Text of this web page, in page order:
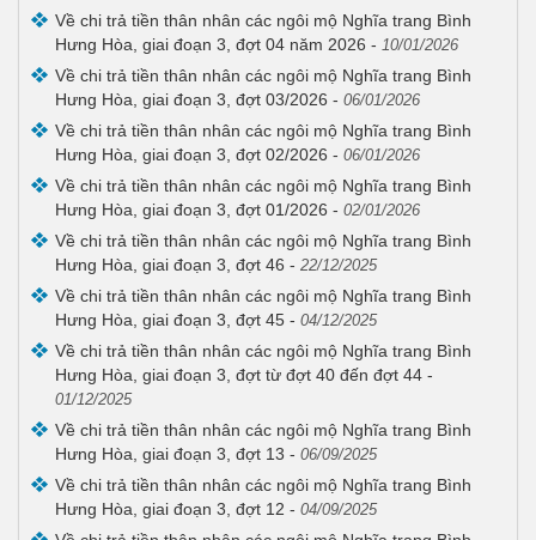
Về chi trả tiền thân nhân các ngôi mộ Nghĩa trang Bình
Hưng Hòa, giai đoạn 3, đợt 04 năm 2026 - 10/01/2026
Về chi trả tiền thân nhân các ngôi mộ Nghĩa trang Bình
Hưng Hòa, giai đoạn 3, đợt 03/2026 - 06/01/2026
Về chi trả tiền thân nhân các ngôi mộ Nghĩa trang Bình
Hưng Hòa, giai đoạn 3, đợt 02/2026 - 06/01/2026
Về chi trả tiền thân nhân các ngôi mộ Nghĩa trang Bình
Hưng Hòa, giai đoạn 3, đợt 01/2026 - 02/01/2026
Về chi trả tiền thân nhân các ngôi mộ Nghĩa trang Bình
Hưng Hòa, giai đoạn 3, đợt 46 - 22/12/2025
Về chi trả tiền thân nhân các ngôi mộ Nghĩa trang Bình
Hưng Hòa, giai đoạn 3, đợt 45 - 04/12/2025
Về chi trả tiền thân nhân các ngôi mộ Nghĩa trang Bình
Hưng Hòa, giai đoạn 3, đợt từ đợt 40 đến đợt 44 -
01/12/2025
Về chi trả tiền thân nhân các ngôi mộ Nghĩa trang Bình
Hưng Hòa, giai đoạn 3, đợt 13 - 06/09/2025
Về chi trả tiền thân nhân các ngôi mộ Nghĩa trang Bình
Hưng Hòa, giai đoạn 3, đợt 12 - 04/09/2025